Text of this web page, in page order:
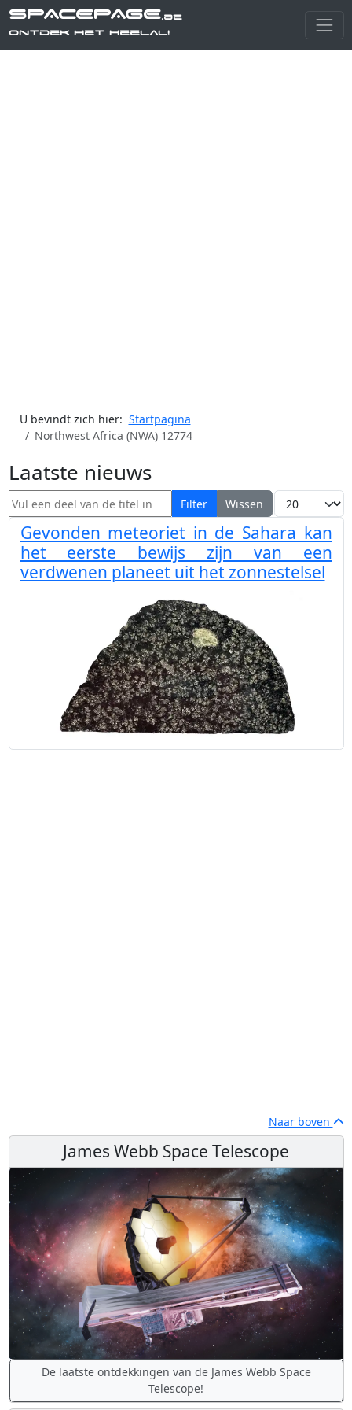
SPACEPAGE.be
Ontdek het heelal!
U bevindt zich hier: Startpagina
Northwest Africa (NWA) 12774
Laatste nieuws
Vul een deel van de titel in Filter Wissen Toon #
Gevonden meteoriet in de Sahara kan
het eerste bewijs zijn van een
verdwenen planeet uit het zonnestelsel
Naar boven
James Webb Space Telescope
De laatste ontdekkingen van de James Webb Space
Telescope!